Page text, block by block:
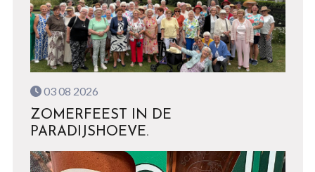
03 08 2026
ZOMERFEEST IN DE
PARADIJSHOEVE.